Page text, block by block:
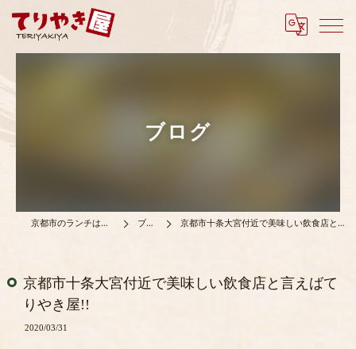
ブログ
京都市のランチはてりやき屋 ブログ 京都市十条大宮付近で美味しい飲食店と言えばてりやき屋!!
京都市十条大宮付近で美味しい飲食店と言えばて
りやき屋!!
2020/03/31